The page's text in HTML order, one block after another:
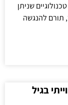
שניתן
תורם להנגשה
בגיל